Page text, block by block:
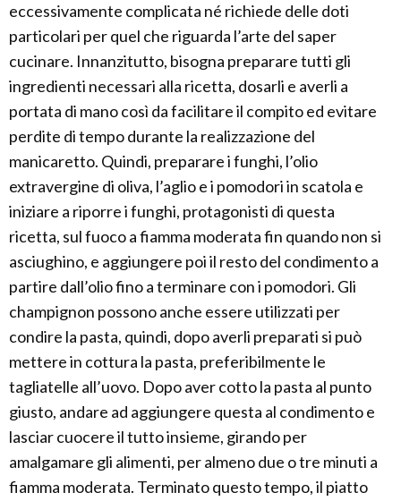
eccessivamente complicata né richiede delle doti
particolari per quel che riguarda l’arte del saper
cucinare. Innanzitutto, bisogna preparare tutti gli
ingredienti necessari alla ricetta, dosarli e averli a
portata di mano così da facilitare il compito ed evitare
perdite di tempo durante la realizzazione del
manicaretto. Quindi, preparare i funghi, l’olio
extravergine di oliva, l’aglio e i pomodori in scatola e
iniziare a riporre i funghi, protagonisti di questa
ricetta, sul fuoco a fiamma moderata fin quando non si
asciughino, e aggiungere poi il resto del condimento a
partire dall’olio fino a terminare con i pomodori. Gli
champignon possono anche essere utilizzati per
condire la pasta, quindi, dopo averli preparati si può
mettere in cottura la pasta, preferibilmente le
tagliatelle all’uovo. Dopo aver cotto la pasta al punto
giusto, andare ad aggiungere questa al condimento e
lasciar cuocere il tutto insieme, girando per
amalgamare gli alimenti, per almeno due o tre minuti a
fiamma moderata. Terminato questo tempo, il piatto